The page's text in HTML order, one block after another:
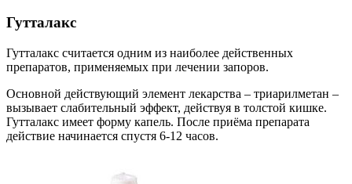
Гутталакс
Гутталакс считается одним из наиболее действенных
препаратов, применяемых при лечении запоров.
Основной действующий элемент лекарства – триарилметан –
вызывает слабительный эффект, действуя в толстой кишке.
Гутталакс имеет форму капель. После приёма препарата
действие начинается спустя 6-12 часов.